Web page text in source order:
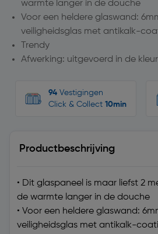
warmte langer in de douche
Voor een heldere glaswand:
veiligheidsglas met antikalk-
Trendy
Afwerking: uitgevoerd in de
94 Vestigingen
Click & Collect 10min
Productbeschrijving
• Dit glaspaneel is maar liefst 2
de warmte langer in de douche
• Voor een heldere glaswand:
veiligheidsglas met antikalk-